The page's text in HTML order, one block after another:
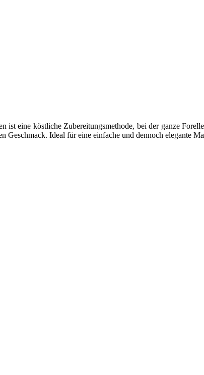
ist eine köstliche Zubereitungsmethode, bei der ganze
Geschmack. Ideal für eine einfache und dennoch elegante